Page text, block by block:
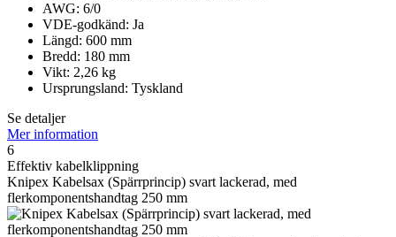
AWG: 6/0
VDE-godkänd: Ja
Längd: 600 mm
Bredd: 180 mm
Vikt: 2,26 kg
Ursprungsland: Tyskland
Se detaljer
Mer information
6
Effektiv kabelklippning
Knipex Kabelsax (Spärrprincip) svart lackerad, med
flerkomponentshandtag 250 mm